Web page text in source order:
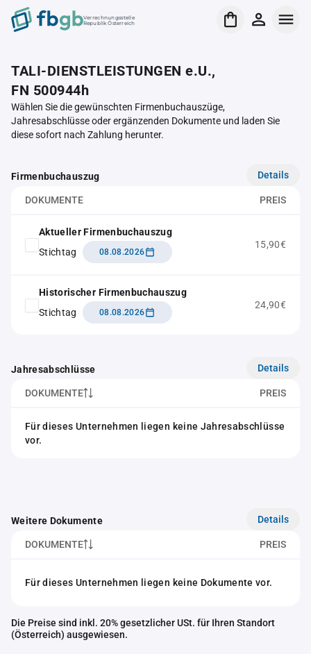
Verrechnungsstelle
Republik Österreich
TALI-DIENSTLEISTUNGEN e.U.,
FN 500944h
Wählen Sie die gewünschten Firmenbuchauszüge,
Jahresabschlüsse oder ergänzenden Dokumente und laden Sie
diese sofort nach Zahlung herunter.
Firmenbuchauszug Details
DOKUMENTE PREIS
Aktueller Firmenbuchauszug
Stichtag
08.08.2026
15,90€
Historischer Firmenbuchauszug
Stichtag
08.08.2026
24,90€
Jahresabschlüsse Details
DOKUMENTE PREIS
Für dieses Unternehmen liegen keine Jahresabschlüsse
vor.
Weitere Dokumente Details
DOKUMENTE PREIS
Für dieses Unternehmen liegen keine Dokumente vor.
Die Preise sind inkl. 20% gesetzlicher USt. für Ihren Standort
(Österreich) ausgewiesen.